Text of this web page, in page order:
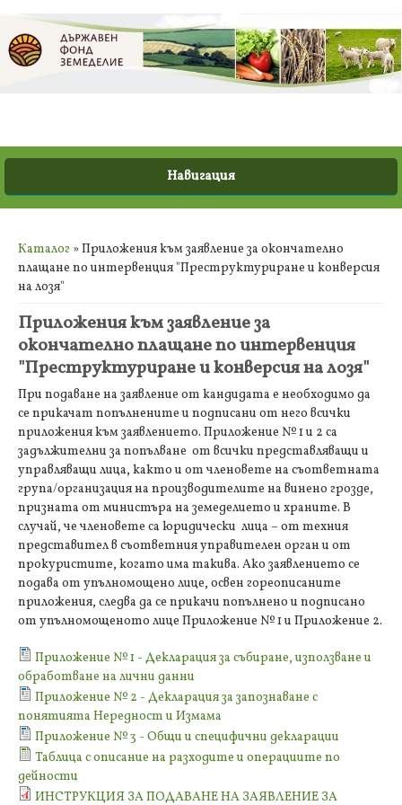
Вие сте тук
Каталог » Приложения към заявление за окончателно
плащане по интервенция "Преструктуриране и конверсия
на лозя"
Приложения към заявление за
окончателно плащане по интервенция
"Преструктуриране и конверсия на лозя"
При подаване на заявление от кандидата е необходимо да
се прикачат попълнените и подписани от него всички
приложения към заявлението. Приложение № 1 и 2 са
задължителни за попълване от всички представляващи и
управляващи лица, както и от членовете на съответната
група/организация на производителите на винено грозде,
призната от министъра на земеделието и храните. В
случай, че членовете са юридически лица – от техния
представител в съответния управителен орган и от
прокуристите, когато има такива. Ако заявлението се
подава от упълномощено лице, освен гореописаните
приложения, следва да се прикачи попълнено и подписано
от упълномощеното лице Приложение № 1 и Приложение 2.
Приложение № 1 - Декларация за събиране, използване и
обработване на лични данни
Приложение № 2 - Декларация за запознаване с
понятията Нередност и Измама
Приложение № 3 - Общи и специфични декларации
Таблица с описание на разходите и операциите по
дейности
ИНСТРУКЦИЯ ЗА ПОДАВАНЕ НА ЗАЯВЛЕНИЕ ЗА